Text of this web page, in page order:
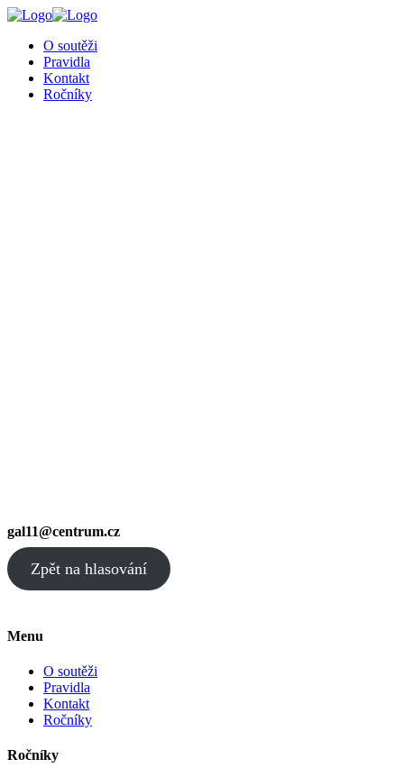
O soutěži
Pravidla
Kontakt
Ročníky
gal11@centrum.cz
Zpět na hlasování
Menu
O soutěži
Pravidla
Kontakt
Ročníky
Ročníky